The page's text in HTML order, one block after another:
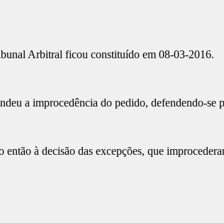
Arbitral ficou constituído em 08-03-2016.
a improcedência do pedido, defendendo-se
à decisão das excepções, que